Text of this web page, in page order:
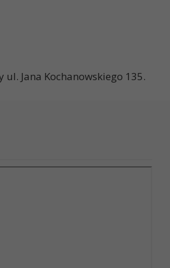
Jana Kochanowskiego 135.